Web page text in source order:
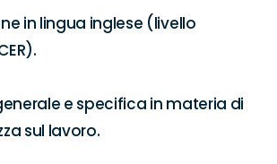
in lingua inglese (livello
e specifica in materia di
sul lavoro.